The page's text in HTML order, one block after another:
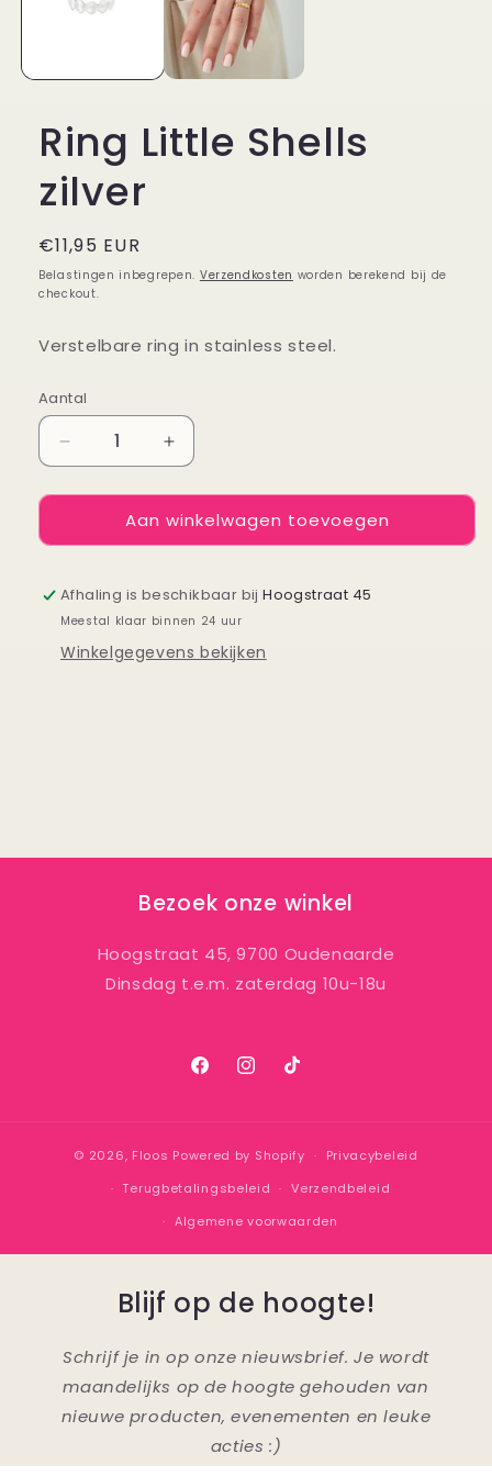
Ring Little Shells
zilver
Normale
prijs
€11,95 EUR
Belastingen inbegrepen. Verzendkosten worden berekend bij de
checkout.
Verstelbare ring in stainless steel.
Aantal
Aantal
Aantal
verlagen
voor
Little
zilver
Aantal
verhogen
voor
Ring
Little
zilver
Aan winkelwagen toevoegen
Afhaling is beschikbaar bijHoogstraat 45
Meestal klaar binnen 24 uur
Winkelgegevens bekijken
Bezoek onze winkel
Hoogstraat 45, 9700 Oudenaarde
Dinsdag t.e.m. zaterdag 10u-18u
FacebookInstagram
TikTok
© 2026, Floos Powered by Shopify
Privacybeleid
Terugbetalingsbeleid
Verzendbeleid
Algemene voorwaarden
Blijf op de hoogte!
Schrijf je in op onze nieuwsbrief. Je wordt
maandelijks op de hoogte gehouden van
nieuwe producten, evenementen en leuke
acties :)